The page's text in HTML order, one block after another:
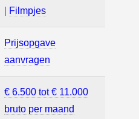
Filmpjes
Prijsopgave
aanvragen
€ 6.500 tot € 11.000
bruto per maand